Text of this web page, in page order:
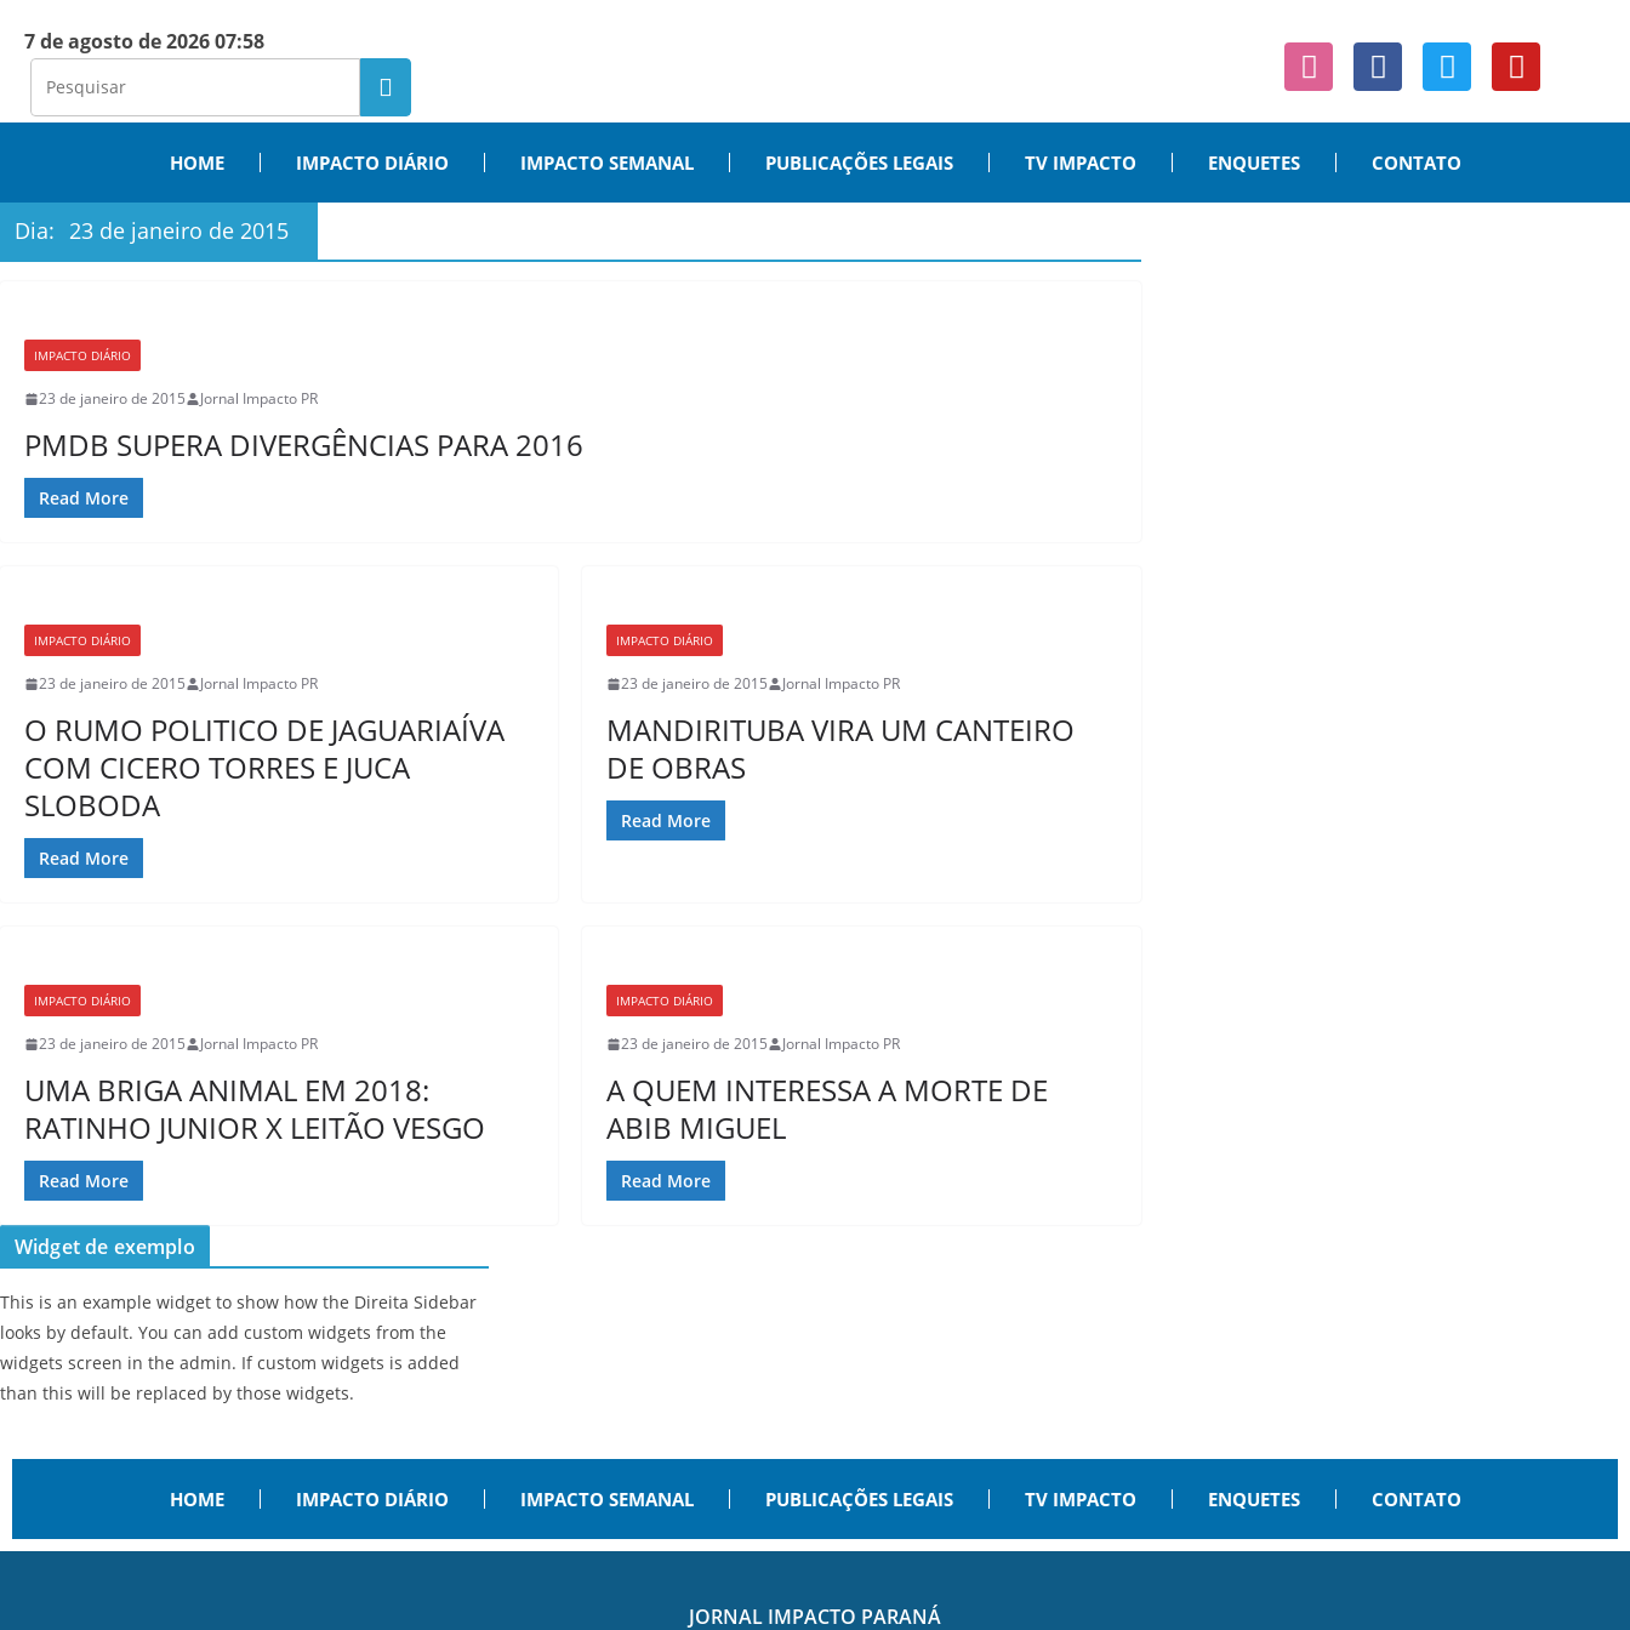
7 de agosto de 2026 07:58
HOME IMPACTO DIÁRIO IMPACTO SEMANAL PUBLICAÇÕES LEGAIS TV IMPACTO ENQUETES CONTATO
Dia: 23 de janeiro de 2015
IMPACTO DIÁRIO
23 de janeiro de 2015 Jornal Impacto PR
PMDB SUPERA DIVERGÊNCIAS PARA 2016
Read More
IMPACTO DIÁRIO
23 de janeiro de 2015 Jornal Impacto PR
O RUMO POLITICO DE JAGUARIAÍVA
COM CICERO TORRES E JUCA
SLOBODA
Read More
IMPACTO DIÁRIO
23 de janeiro de 2015 Jornal Impacto PR
MANDIRITUBA VIRA UM CANTEIRO
DE OBRAS
Read More
IMPACTO DIÁRIO
23 de janeiro de 2015 Jornal Impacto PR
UMA BRIGA ANIMAL EM 2018:
RATINHO JUNIOR X LEITÃO VESGO
Read More
IMPACTO DIÁRIO
23 de janeiro de 2015 Jornal Impacto PR
A QUEM INTERESSA A MORTE DE
ABIB MIGUEL
Read More
Widget de exemplo
This is an example widget to show how the Direita Sidebar
looks by default. You can add custom widgets from the
widgets screen in the admin. If custom widgets is added
than this will be replaced by those widgets.
HOME IMPACTO DIÁRIO IMPACTO SEMANAL PUBLICAÇÕES LEGAIS TV IMPACTO ENQUETES CONTATO
JORNAL IMPACTO PARANÁ